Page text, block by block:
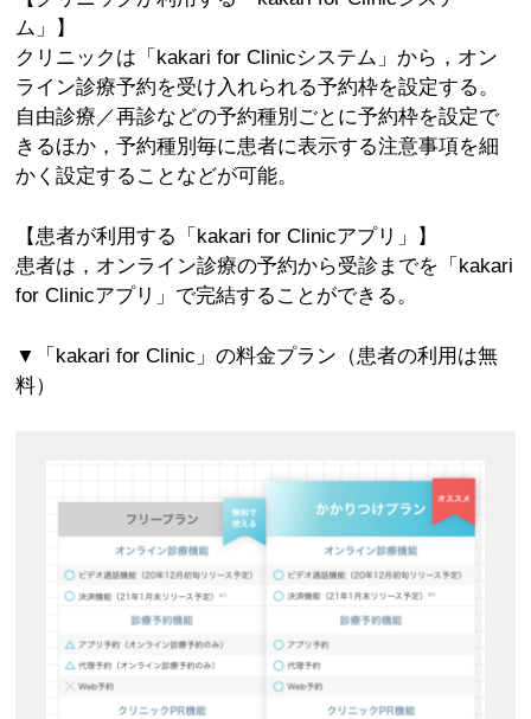
ム」】
クリニックは「kakari for Clinicシステム」から，オン
ライン診療予約を受け入れられる予約枠を設定する。
自由診療／再診などの予約種別ごとに予約枠を設定で
きるほか，予約種別毎に患者に表示する注意事項を細
かく設定することなどが可能。
【患者が利用する「kakari for Clinicアプリ」】
患者は，オンライン診療の予約から受診までを「kakari
for Clinicアプリ」で完結することができる。
▼「kakari for Clinic」の料金プラン（患者の利用は無
料）